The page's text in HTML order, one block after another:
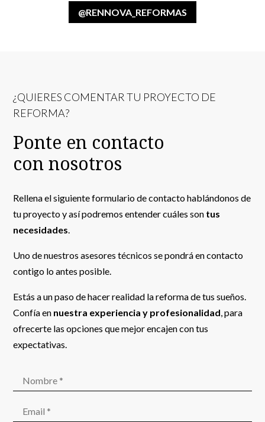
@RENNOVA_REFORMAS
¿QUIERES COMENTAR TU PROYECTO DE
REFORMA?
Ponte en contacto
con nosotros
Rellena el siguiente formulario de contacto hablándonos de
tu proyecto y así podremos entender cuáles son tus
necesidades
Uno de nuestros asesores técnicos se pondrá en contacto
contigo lo antes posible.
Estás a un paso de hacer realidad la reforma de tus sueños.
Confía en nuestra experiencia y profesionalidad , para
ofrecerte las opciones que mejor encajen con tus
expectativas.